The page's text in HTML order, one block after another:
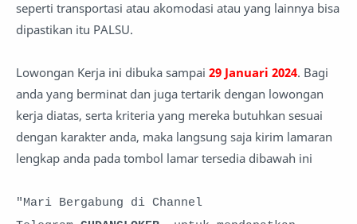
seperti transportasi atau akomodasi atau yang lainnya bisa
dipastikan itu PALSU.
Lowongan Kerja ini dibuka sampai 29 Januari 2024. Bagi
anda yang berminat dan juga tertarik dengan lowongan
kerja diatas, serta kriteria yang mereka butuhkan sesuai
dengan karakter anda, maka langsung saja kirim lamaran
lengkap anda pada tombol lamar tersedia dibawah ini
"Mari Bergabung di Channel